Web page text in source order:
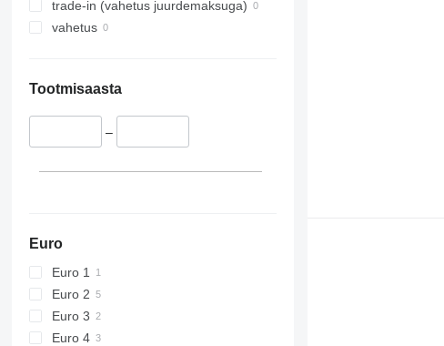
trade-in (vahetus juurdemaksuga)
vahetus
Tootmisaasta
–
Euro
Euro 1
Euro 2
Euro 3
Euro 4